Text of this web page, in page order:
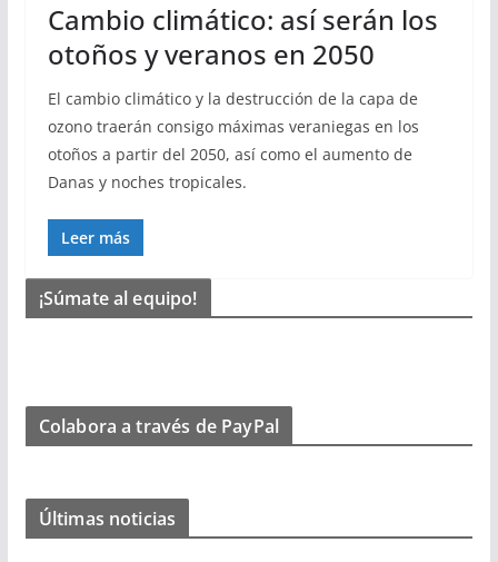
Cambio climático: así serán los
otoños y veranos en 2050
El cambio climático y la destrucción de la capa de
ozono traerán consigo máximas veraniegas en los
otoños a partir del 2050, así como el aumento de
Danas y noches tropicales.
Leer más
¡Súmate al equipo!
Colabora a través de PayPal
Últimas noticias